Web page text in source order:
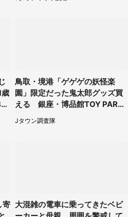
鳥取・境港「ゲゲゲの妖怪楽
園」限定だった鬼太郎グッズ買
える 銀座・博品館TOY PARK
へ急げ【8／8～31】
Jタウン調査隊
寄 大混雑の電車に乗ってきたベビ